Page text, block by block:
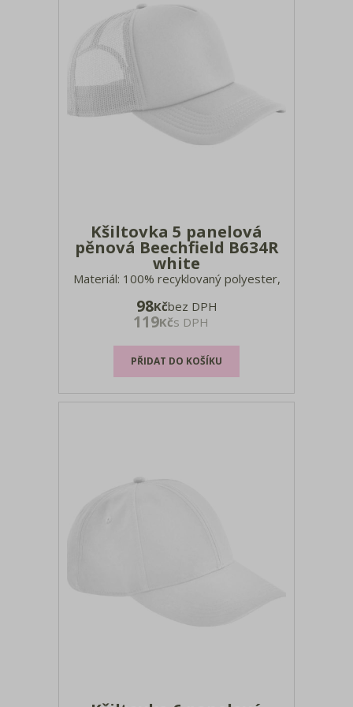
Kšiltovka 5 panelová
pěnová Beechfield B634R
white
Materiál: 100% recyklovaný polyester,
recyklovaný polyester Předtvarovaný
kšilt, 6 ozdobných švů na kšiltu, síťovina
na bocích a vzadu, štítek Tear Away,
pouze čistit houbičkou velikosti: onesize
98Kčbez DPH
119Kčs DPH